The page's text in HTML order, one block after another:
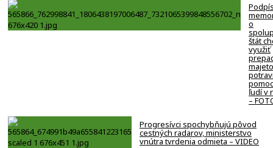
o
štát
využiť
ľudí v
–
Progresívci spochybňujú pôvod
cestných radarov, ministerstvo
vnútra tvrdenia odmieta – VIDEO